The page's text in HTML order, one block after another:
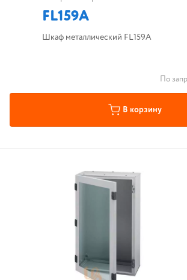
FL159A
Шкаф металлический FL159A
По
В корзину